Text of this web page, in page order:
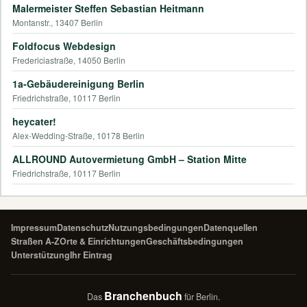
Malermeister Steffen Sebastian Heitmann
Montanstr., 13407 Berlin
Foldfocus Webdesign
Fredericiastraße, 14050 Berlin
1a-Gebäudereinigung Berlin
Friedrichstraße, 10117 Berlin
heycater!
Alex-Wedding-Straße, 10178 Berlin
ALLROUND Autovermietung GmbH – Station Mitte
Friedrichstraße, 10117 Berlin
ImpressumDatenschutzNutzungsbedingungenDatenquellen
Straßen A-ZOrte & EinrichtungenGeschäftsbedingungen
UnterstützungIhr Eintrag
Das Branchenbuch für Berlin.